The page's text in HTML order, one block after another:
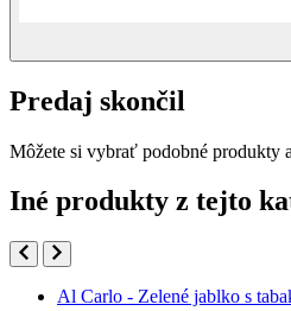
Predaj skončil
Môžete si vybrať podobné produkty
Iné produkty z tejto
Al Carlo - Zelené jablko s